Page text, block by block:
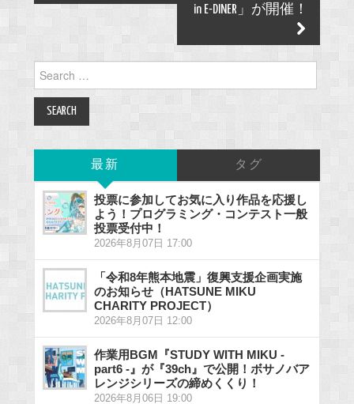
in E-DINER」が開催！
for:
最新 タグ
投票に参加してお気に入り作品を応援し
よう！プログラミング・コンテスト一般
投票受付中！
2026年8月07日 17:00
「令和8年熊本地震」復興支援企画実施
のお知らせ（HATSUNE MIKU
CHARITY PROJECT）
2026年8月07日 12:00
作業用BGM『STUDY WITH MIKU -
part6 -』が『39ch』で公開！ボサノバア
レンジシリーズの締めくくり！
2026年8月06日 19:00